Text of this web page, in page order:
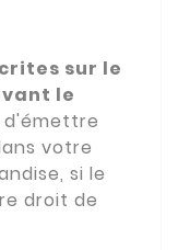
sur le
le
d'émettre
votre
si le
droit de